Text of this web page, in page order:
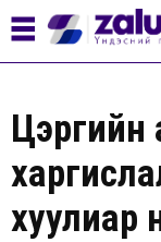
Цэргийн
хуулиар